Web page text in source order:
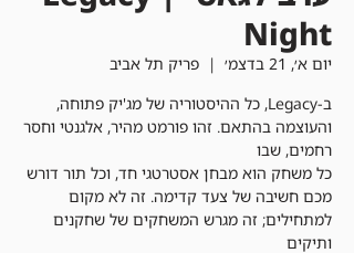
Night
יום א׳, 21 בדצמ׳
  |
פריק תל אביב
ב-Legacy, כל ההיסטוריה של מג'יק פתוחה,
והעוצמה בהתאם. זהו פורמט מהיר, אלגנטי וחסר
כל משחק הוא מבחן אסטרטגי חד, וכל תור דורש
מכם חשיבה של צעד קדימה. זה לא מקום
למתחילים; זה מגרש המשחקים של שחקנים
ותיקים